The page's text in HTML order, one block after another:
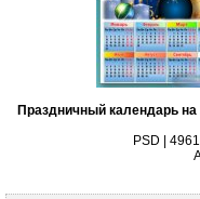
Праздничный календарь
PSD |